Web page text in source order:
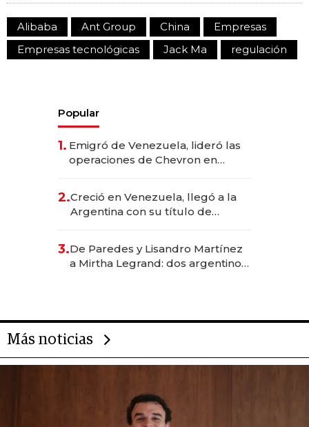
Alibaba Ant Group China
Empresas
Empresas tecnológicas
Jack Ma regulación
Popular
1. Emigró de Venezuela, lideró las
operaciones de Chevron en
2.Creció en Venezuela, llegó a la
Argentina con su título de
las marcas "fast premium"
3.De Paredes y Lisandro Martínez
a Mirtha Legrand: dos argentinos
Más noticias